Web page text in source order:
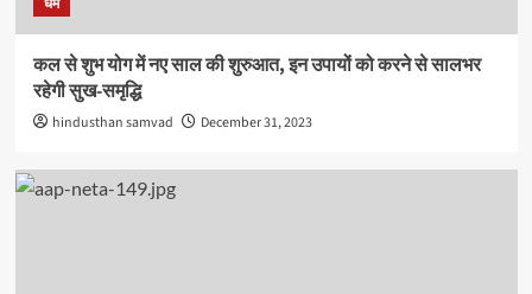
धर्म
कल से शुभ योग में नए साल की शुरुआत, इन उपायों को करने से सालभर
रहेगी सुख-समृद्धि
hindusthan samvad December 31, 2023